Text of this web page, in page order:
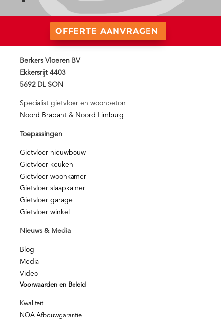
OFFERTE AANVRAGEN
Berkers Vloeren BV
Ekkersrijt 4403
5692 DL SON
Specialist gietvloer en woonbeton
Noord Brabant & Noord Limburg
Toepassingen
Gietvloer nieuwbouw
Gietvloer keuken
Gietvloer woonkamer
Gietvloer slaapkamer
Gietvloer garage
Gietvloer winkel
Nieuws & Media
Blog
Media
Video
Voorwaarden en Beleid
Kwaliteit
NOA Afbouwgarantie